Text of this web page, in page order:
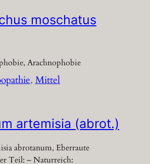
moschatus
Arachnophobie
, Mittel
artemisia (abrot.)
abrotanum, Eberraute
Teil: – Naturreich: